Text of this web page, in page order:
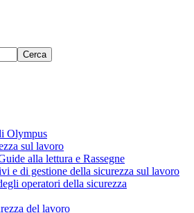
Cerca
Olympus
sul lavoro
alla lettura e Rassegne
e di gestione della sicurezza sul lavoro
operatori della sicurezza
del lavoro